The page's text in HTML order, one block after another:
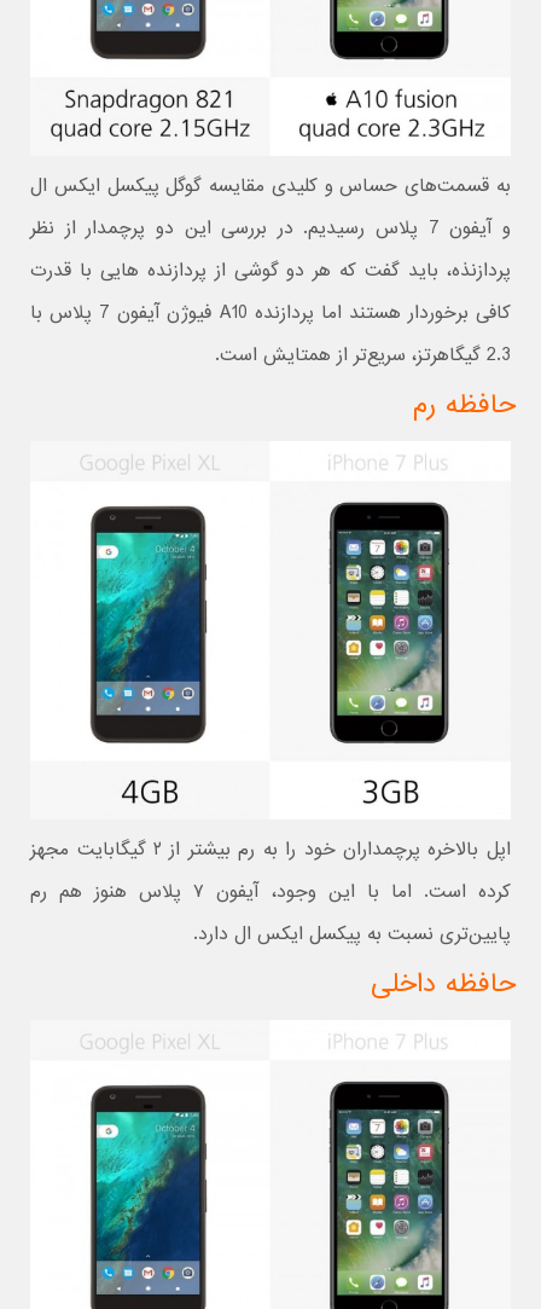
به قسمت‌های حساس و کلیدی مقایسه گوگل پیکسل ایکس ال
و آیفون 7 پلاس رسیدیم. در بررسی این دو پرچمدار از نظر
پردازنذه، باید گفت که هر دو گوشی از پردازنده هایی با قدرت
کافی برخوردار هستند اما پردازنده A10 فیوژن آیفون 7 پلاس با
2.3 گیگاهرتز، سریع‌تر از همتایش است.
حافظه رم
اپل بالاخره پرچمداران خود را به رم بیشتر از ۲ گیگابایت مجهز
کرده است. اما با این وجود، آیفون ۷ پلاس هنوز هم رم
پایین‌تری نسبت به پیکسل ایکس ال دارد.
حافظه داخلی